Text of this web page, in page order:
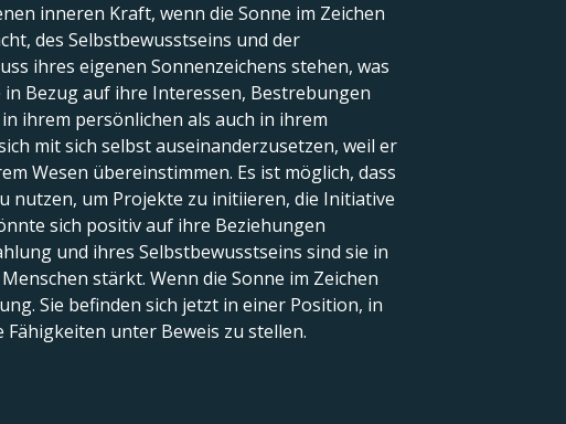
inneren Kraft, wenn die Sonne im Zeichen
des Selbstbewusstseins und der
ihres eigenen Sonnenzeichens stehen, was
Bezug auf ihre Interessen, Bestrebungen
ihrem persönlichen als auch in ihrem
mit sich selbst auseinanderzusetzen, weil er
Wesen übereinstimmen. Es ist möglich, dass
nutzen, um Projekte zu initiieren, die Initiative
sich positiv auf ihre Beziehungen
und ihres Selbstbewusstseins sind sie in
stärkt. Wenn die Sonne im Zeichen
Sie befinden sich jetzt in einer Position, in
unter Beweis zu stellen.